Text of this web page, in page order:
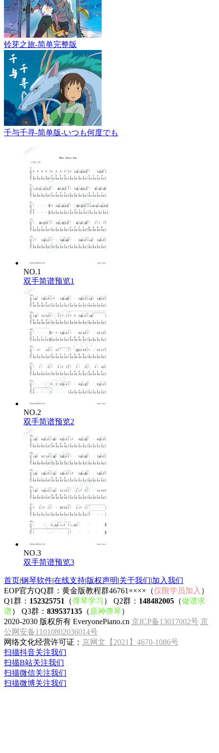
铃芽之旅-简单完整版
千与千寻-简单版-いつも何度でも
NO.1
双手简谱预览1
NO.2
双手简谱预览2
NO.3
双手简谱预览3
首页|钢琴软件|在线支持|版权声明|关于我们|加入我们
EOP官方QQ群：黄金版教程群46761××××（仅限学员加入 ）
Q1群： 152325751 （弹琴学习 ） Q2群： 148482005 （做谱求
谱） Q3群： 839537135 （ 原神弹琴）
2020-2030 版权所有 EveryonePiano.cn 京ICP备13017002号 京
公网安备11010802036014号
网络文化经营许可证： 京网文【2021】4670-1086号
扫描抖音关注我们
扫描B站关注我们
扫描微信关注我们
扫描微博关注我们